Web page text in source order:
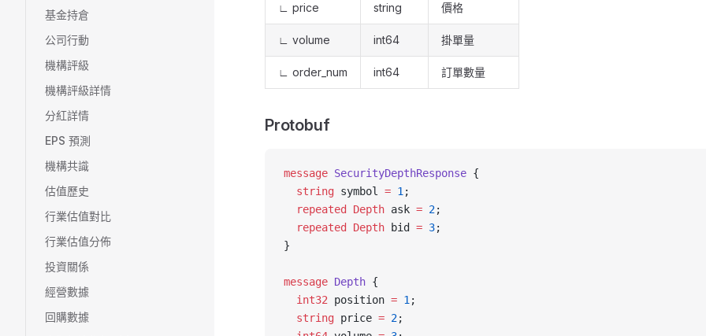
基金持倉
公司行動
機構評級
機構評級詳情
分紅詳情
EPS 預測
機構共識
估值歷史
行業估值對比
行業估值分佈
投資關係
經營數據
回購數據
∟ price string 價格
∟ volume int64 掛單量
∟ order_num int64 訂單數量
Protobuf
message SecurityDepthResponse {
  string
symbol = 1 ;
  repeated
Depth ask = 2;
  repeated
Depth bid = 3;
}
message Depth {
  int32
position = 1 ;
  string
price = 2;